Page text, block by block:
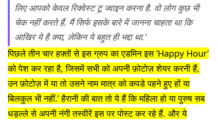
लिए आपको केवल रिक्वेस्ट टू ज्वाइन करना है. वो लोग कुछ भी
चेक नहीं करते हैं. मैं सिर्फ इसके बारे में जानना चाहता था कि
आखिर ये है क्या, लेकिन ये बहुत ही भद्दा था.’
पिछले तीन चार हफ़्तों से इस ग्रुप का एडमिन इस ‘Happy Hour’
को पेश कर रहा है, जिसमें सभी को अपनी फ़ोटोज़ शेयर करनी हैं,
उन फ़ोटोज़ में या तो उसने नाम मात्र को कपडे पहने हुए हों या
बिलकुल भी नहीं.’ हैरानी की बात तो ये हैं कि महिला हो या पुरुष सब
धड़ल्ले से अपनी नंगी तस्वीरें इस पर पोस्ट कर रहे हैं. और ये